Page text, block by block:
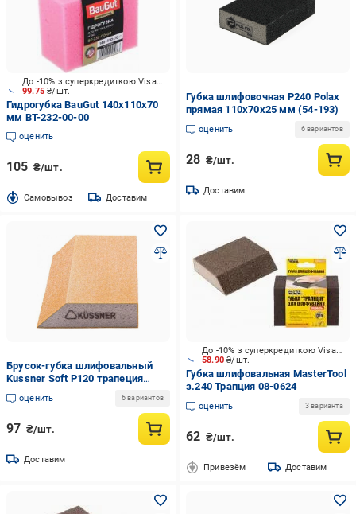
99.75₴/шт.
До -10% з суперкредиткою Visa Вигода
Гидрогубка BauGut 140х110х70
мм BT-232-00-00
оценить
105 ₴/шт.
Cамовывоз Доставим
Губка шлифовочная P240 Polax
прямая 110х70х25 мм (54-193)
оценить 6 вариантов
28 ₴/шт.
Доставим
Брусок-губка шлифовальный
Kussner Soft P120 трапеция
эластичный 125x90x25 мм
(1000-250120)
оценить 6 вариантов
97 ₴/шт.
Доставим
58.90₴/шт.
До -10% з суперкредиткою Visa Вигода
Губка шлифовальная MasterTool
з.240 Трапция 08-0624
оценить 3 варианта
62 ₴/шт.
Привезём Доставим